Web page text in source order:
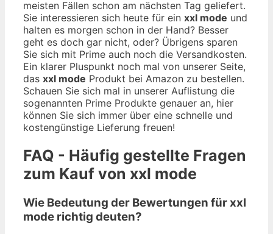
meisten Fällen schon am nächsten Tag geliefert.
Sie interessieren sich heute für ein xxl mode und
halten es morgen schon in der Hand? Besser
geht es doch gar nicht, oder? Übrigens sparen
Sie sich mit Prime auch noch die Versandkosten.
Ein klarer Pluspunkt noch mal von unserer Seite,
das xxl mode Produkt bei Amazon zu bestellen.
Schauen Sie sich mal in unserer Auflistung die
sogenannten Prime Produkte genauer an, hier
können Sie sich immer über eine schnelle und
kostengünstige Lieferung freuen!
FAQ - Häufig gestellte Fragen
zum Kauf von xxl mode
Wie Bedeutung der Bewertungen für xxl
mode richtig deuten?